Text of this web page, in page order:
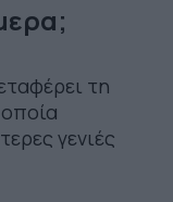
τη
γενιές